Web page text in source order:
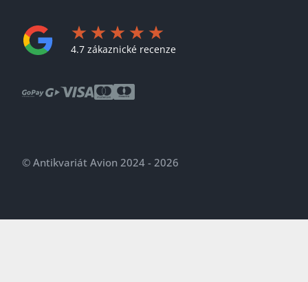
4.7 zákaznické recenze
© Antikvariát Avion 2024 - 2026